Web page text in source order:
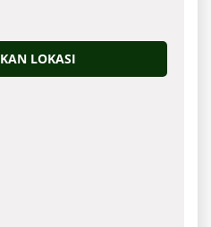
LOKASI